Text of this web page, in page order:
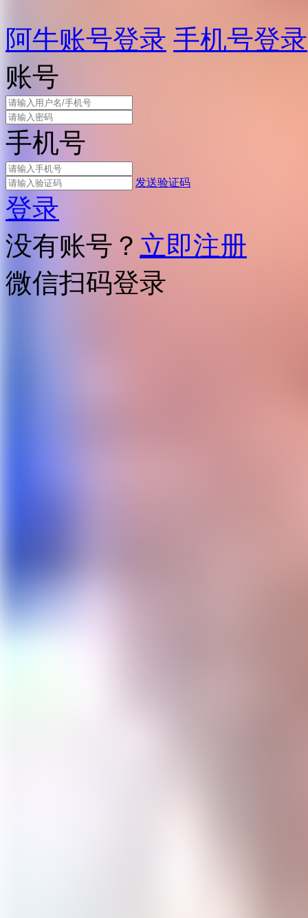
阿牛账号登录 手机号登录
账号
手机号
发送验证码
登录
没有账号？ 立即注册
微信扫码登录